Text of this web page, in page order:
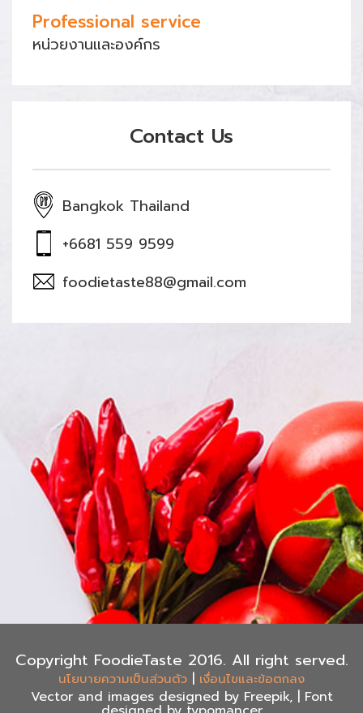
Professional service
หน่วยงานและองค์กร
Contact Us
Bangkok Thailand
+6681 559 9599
foodietaste88@gmail.com
Copyright FoodieTaste 2016. All right served.
นโยบายความเป็นส่วนตัว | เงื่อนไขและข้อตกลง
Vector and images designed by Freepik, | Font